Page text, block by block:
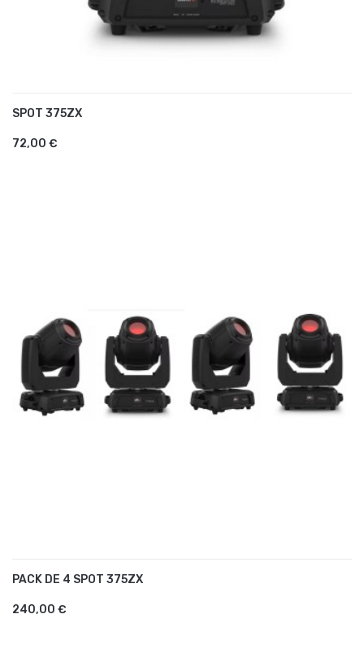
SPOT 375ZX
72,00 €
PACK DE 4 SPOT 375ZX
240,00 €